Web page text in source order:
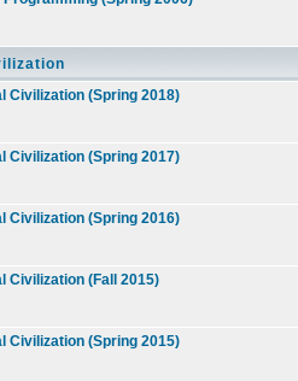
Civilization (Spring 2018)
Civilization (Spring 2017)
Civilization (Spring 2016)
Civilization (Fall 2015)
Civilization (Spring 2015)